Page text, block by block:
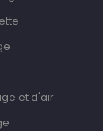
et d'air